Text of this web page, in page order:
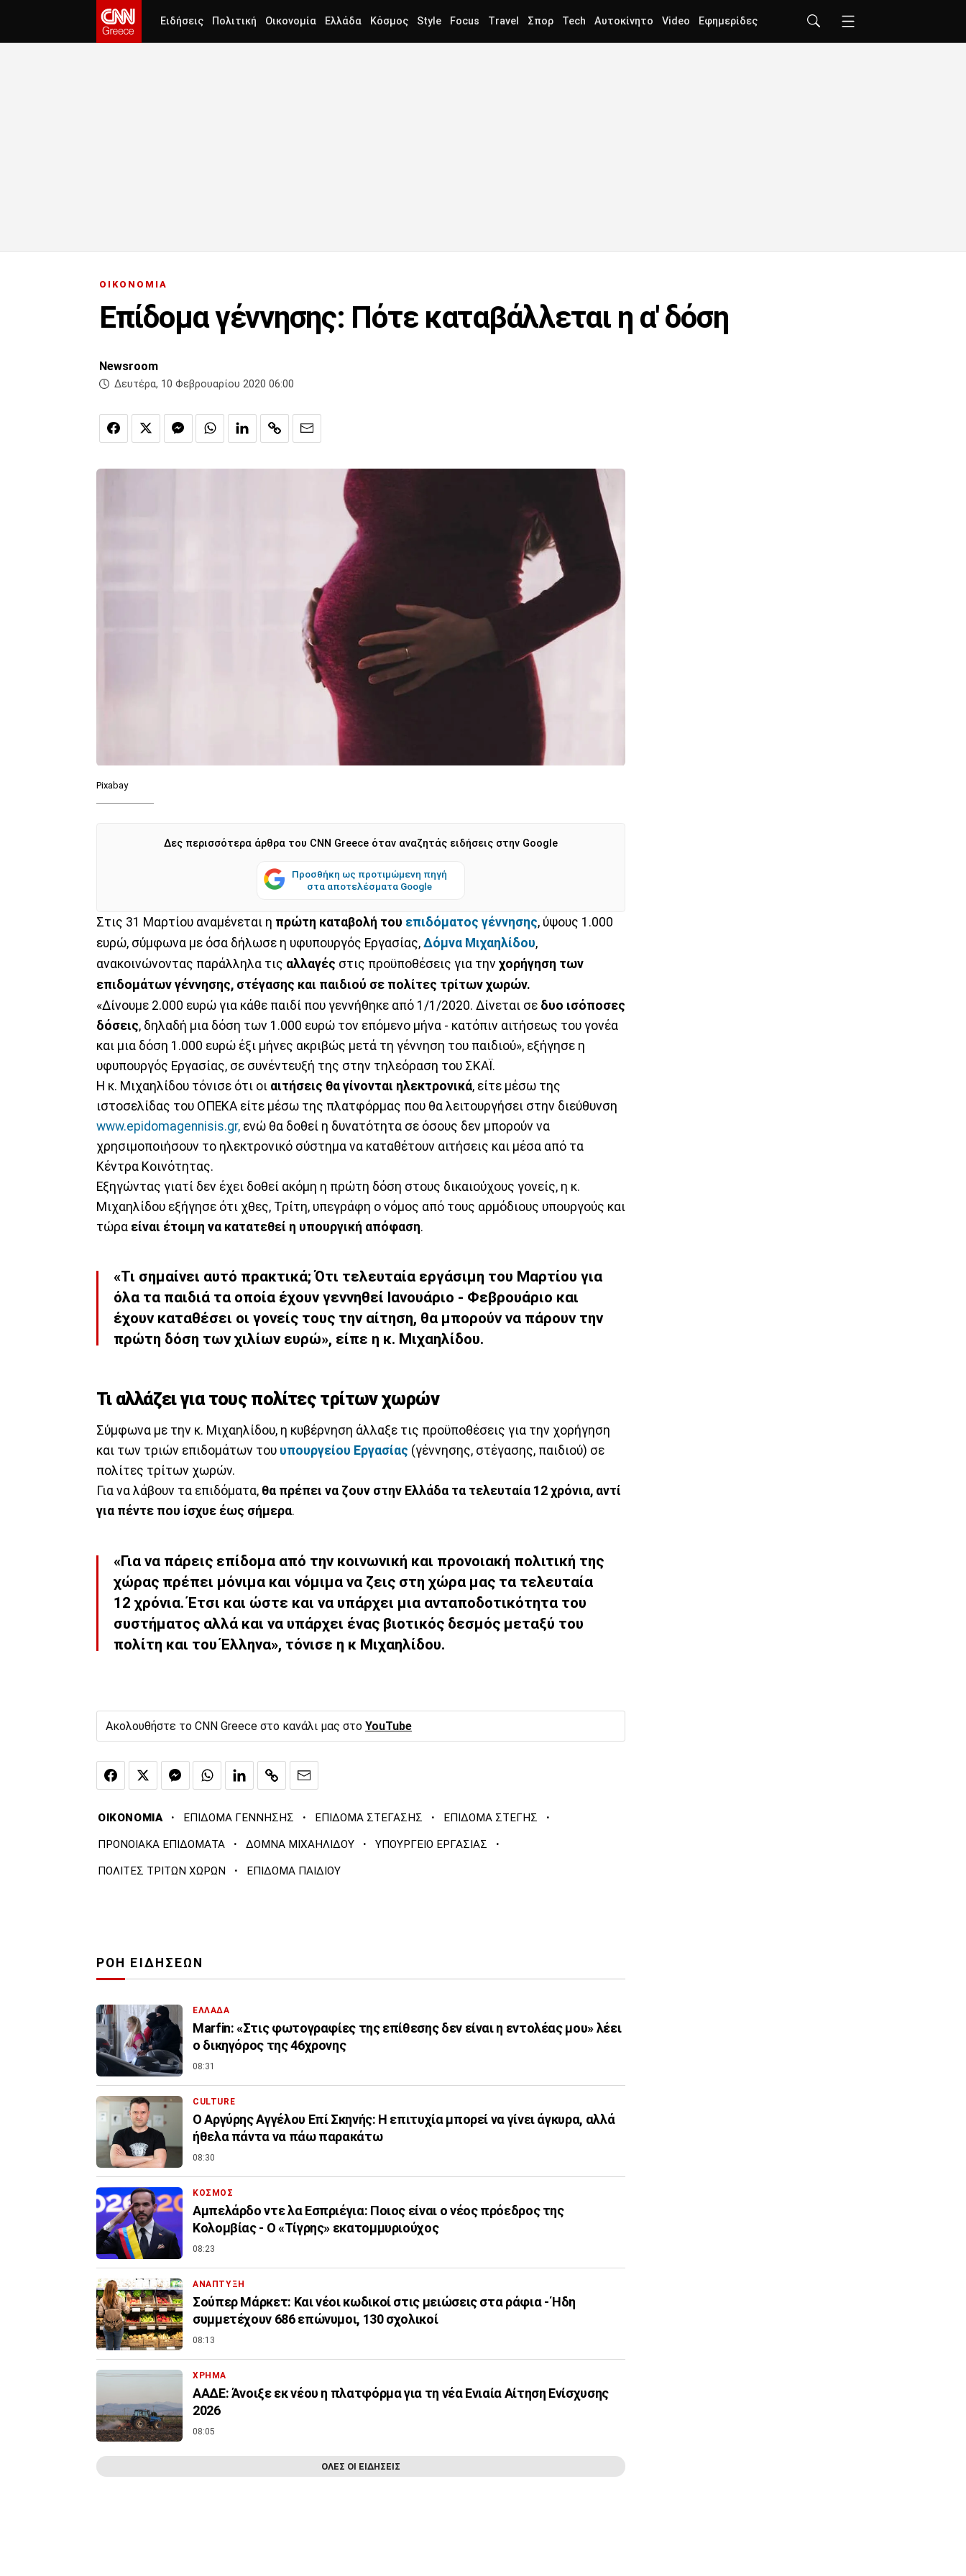
Ειδήσεις Πολιτική Οικονομία Ελλάδα Κόσμος Style Focus Travel Σπορ Tech Αυτοκίνητο Video Εφημερίδες
ΟΙΚΟΝΟΜΙΑ
Επίδομα γέννησης: Πότε καταβάλλεται η α' δόση
Newsroom
Δευτέρα, 10 Φεβρουαρίου 2020 06:00
Pixabay
Δες περισσότερα άρθρα του CNN Greece όταν αναζητάς ειδήσεις στην Google
Προσθήκη ως προτιμώμενη πηγή
στα αποτελέσματα Google
Στις 31 Μαρτίου αναμένεται η πρώτη καταβολή του επιδόματος γέννησης, ύψους 1.000
ευρώ, σύμφωνα με όσα δήλωσε η υφυπουργός Εργασίας, Δόμνα Μιχαηλίδου,
ανακοινώνοντας παράλληλα τις αλλαγές στις προϋποθέσεις για την χορήγηση των
επιδομάτων γέννησης, στέγασης και παιδιού σε πολίτες τρίτων χωρών.
«Δίνουμε 2.000 ευρώ για κάθε παιδί που γεννήθηκε από 1/1/2020. Δίνεται σε δυο ισόποσες
δόσεις, δηλαδή μια δόση των 1.000 ευρώ τον επόμενο μήνα - κατόπιν αιτήσεως του γονέα
και μια δόση 1.000 ευρώ έξι μήνες ακριβώς μετά τη γέννηση του παιδιού», εξήγησε η
υφυπουργός Εργασίας, σε συνέντευξή της στην τηλεόραση του ΣΚΑΪ.
Η κ. Μιχαηλίδου τόνισε ότι οι αιτήσεις θα γίνονται ηλεκτρονικά, είτε μέσω της
ιστοσελίδας του ΟΠΕΚΑ είτε μέσω της πλατφόρμας που θα λειτουργήσει στην διεύθυνση
www.epidomagennisis.gr, ενώ θα δοθεί η δυνατότητα σε όσους δεν μπορούν να
χρησιμοποιήσουν το ηλεκτρονικό σύστημα να καταθέτουν αιτήσεις και μέσα από τα
Κέντρα Κοινότητας.
Εξηγώντας γιατί δεν έχει δοθεί ακόμη η πρώτη δόση στους δικαιούχους γονείς, η κ.
Μιχαηλίδου εξήγησε ότι χθες, Τρίτη, υπεγράφη ο νόμος από τους αρμόδιους υπουργούς και
τώρα είναι έτοιμη να κατατεθεί η υπουργική απόφαση.
«Τι σημαίνει αυτό πρακτικά; Ότι τελευταία εργάσιμη του Μαρτίου για
όλα τα παιδιά τα οποία έχουν γεννηθεί Ιανουάριο - Φεβρουάριο και
έχουν καταθέσει οι γονείς τους την αίτηση, θα μπορούν να πάρουν την
πρώτη δόση των χιλίων ευρώ», είπε η κ. Μιχαηλίδου.
Τι αλλάζει για τους πολίτες τρίτων χωρών
Σύμφωνα με την κ. Μιχαηλίδου, η κυβέρνηση άλλαξε τις προϋποθέσεις για την χορήγηση
και των τριών επιδομάτων του υπουργείου Εργασίας (γέννησης, στέγασης, παιδιού) σε
πολίτες τρίτων χωρών.
Για να λάβουν τα επιδόματα, θα πρέπει να ζουν στην Ελλάδα τα τελευταία 12 χρόνια, αντί
για πέντε που ίσχυε έως σήμερα.
«Για να πάρεις επίδομα από την κοινωνική και προνοιακή πολιτική της
χώρας πρέπει μόνιμα και νόμιμα να ζεις στη χώρα μας τα τελευταία
12 χρόνια. Έτσι και ώστε και να υπάρχει μια ανταποδοτικότητα του
συστήματος αλλά και να υπάρχει ένας βιοτικός δεσμός μεταξύ του
πολίτη και του Έλληνα», τόνισε η κ Μιχαηλίδου.
Ακολουθήστε το CNN Greece στο κανάλι μας στο YouTube
ΟΙΚΟΝΟΜΙΑ · ΕΠΙΔΟΜΑ ΓΕΝΝΗΣΗΣ · ΕΠΙΔΟΜΑ ΣΤΕΓΑΣΗΣ · ΕΠΙΔΟΜΑ ΣΤΕΓΗΣ ·
ΠΡΟΝΟΙΑΚΑ ΕΠΙΔΟΜΑΤΑ · ΔΟΜΝΑ ΜΙΧΑΗΛΙΔΟΥ · ΥΠΟΥΡΓΕΙΟ ΕΡΓΑΣΙΑΣ ·
ΠΟΛΙΤΕΣ ΤΡΙΤΩΝ ΧΩΡΩΝ · ΕΠΙΔΟΜΑ ΠΑΙΔΙΟΥ
ΡΟΗ ΕΙΔΗΣΕΩΝ
ΕΛΛΑΔΑ
Marfin: «Στις φωτογραφίες της επίθεσης δεν είναι η εντολέας μου» λέει
ο δικηγόρος της 46χρονης
08:31
CULTURE
Ο Αργύρης Αγγέλου Επί Σκηνής: Η επιτυχία μπορεί να γίνει άγκυρα, αλλά
ήθελα πάντα να πάω παρακάτω
08:30
ΚΟΣΜΟΣ
Αμπελάρδο ντε λα Εσπριέγια: Ποιος είναι ο νέος πρόεδρος της
Κολομβίας - Ο «Τίγρης» εκατομμυριούχος
08:23
ΑΝΑΠΤΥΞΗ
Σούπερ Μάρκετ: Και νέοι κωδικοί στις μειώσεις στα ράφια - Ήδη
συμμετέχουν 686 επώνυμοι, 130 σχολικοί
08:13
ΧΡΗΜΑ
ΑΑΔΕ: Άνοιξε εκ νέου η πλατφόρμα για τη νέα Ενιαία Αίτηση Ενίσχυσης
2026
08:05
ΟΛΕΣ ΟΙ ΕΙΔΗΣΕΙΣ